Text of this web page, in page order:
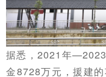
据悉，2021年
金8728万元，援建